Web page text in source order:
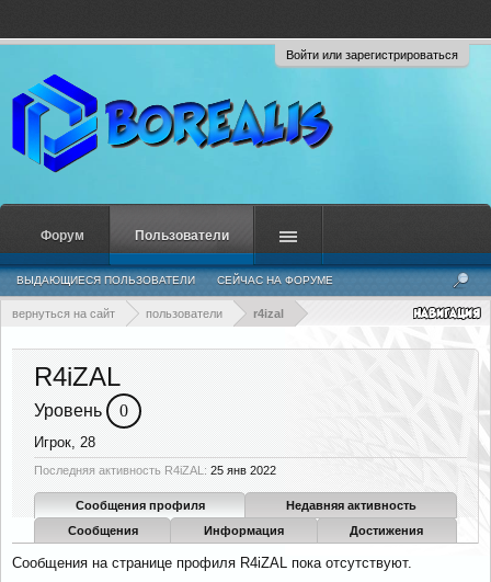
Войти или зарегистрироваться
вернуться на сайт пользователи r4izal
R4iZAL
Уровень 0
Игрок, 28
Последняя активность R4iZAL: 25 янв 2022
Сообщения профиля
Недавняя активность
Сообщения
Информация Достижения
Сообщения на странице профиля R4iZAL пока отсутствуют.
Форум Пользователи
ВЫДАЮЩИЕСЯ ПОЛЬЗОВАТЕЛИ СЕЙЧАС НА ФОРУМЕ
НЕДАВНЯЯ АКТИВНОСТЬ НОВЫЕ СООБЩЕНИЯ ПРОФИЛЯ